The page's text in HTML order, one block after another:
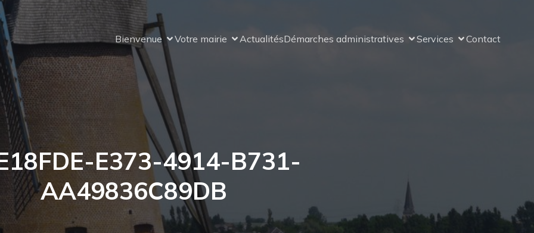
Bienvenue Votre mairie ActualitésDémarches administratives Services Contact
E373-4914-B731-
AA49836C89DB